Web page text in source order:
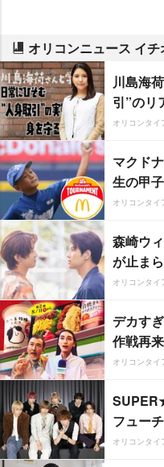
オリコンニュース イ
川島海
引”のリ
オリコンタイ
マクド
生の甲子
オリコンタイ
森崎ウ
が止ま
オリコンタイ
デカす
作戦再来
オリコンタイ
フュー
オリコンタイ